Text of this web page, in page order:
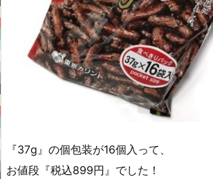
『37g』の個包装が16個入って、
お値段『税込899円』でした！